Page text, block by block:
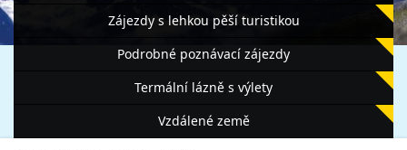
Zájezdy s lehkou pěší turistikou
Podrobné poznávací zájezdy
Termální lázně s výlety
Vzdálené země